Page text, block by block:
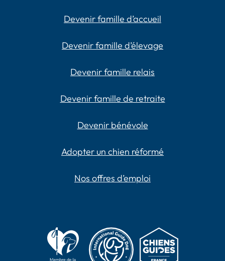
Devenir famille d’accueil
Devenir famille d’élevage
Devenir famille relais
Devenir famille de retraite
Devenir bénévole
Adopter un chien réformé
Nos offres d’emploi